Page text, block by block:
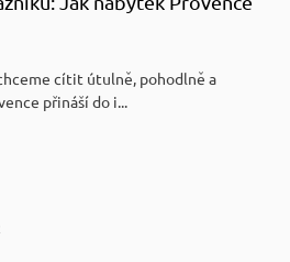
cítit útulně, pohodlně a
přináší do i...